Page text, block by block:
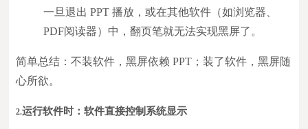
一旦退出 PPT 播放，或在其他软件（如浏览器、
PDF阅读器）中，翻页笔就无法实现黑屏了。
简单总结：不装软件，黑屏依赖 PPT；装了软件，黑屏随
心所欲。
2.运行软件时：软件直接控制系统显示